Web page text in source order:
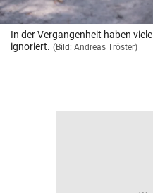
In der Vergangenheit haben
ignoriert. (Bild: Andreas Tröster)